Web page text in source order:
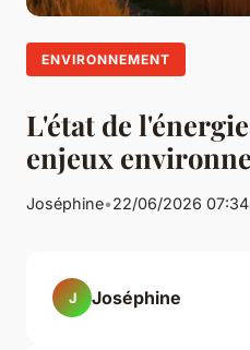
ENVIRONNEMENT
L'état de
enjeux
Joséphine•22/06/2026 07:34
J Joséphine